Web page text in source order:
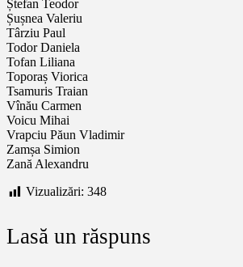
Ștefan Teodor
Șușnea Valeriu
Târziu Paul
Todor Daniela
Tofan Liliana
Toporaș Viorica
Tsamuris Traian
Vînău Carmen
Voicu Mihai
Vrapciu Păun Vladimir
Zamșa Simion
Zană Alexandru
Vizualizări: 348
Lasă un răspuns